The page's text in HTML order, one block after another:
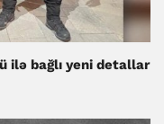
ilə bağlı yeni detallar